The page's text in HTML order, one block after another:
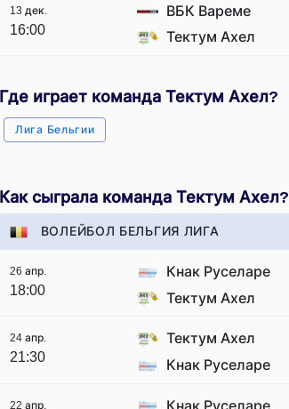
13 дек.
16:00
ВБК Вареме
Тектум Ахел
Где играет команда Тектум Ахел?
Лига Бельгии
Как сыграла команда Тектум Ахел?
ВОЛЕЙБОЛ БЕЛЬГИЯ ЛИГА
26 апр.
18:00
Кнак Руселаре
Тектум Ахел
24 апр.
21:30
Тектум Ахел
Кнак Руселаре
22 апр.
Кнак Руселаре